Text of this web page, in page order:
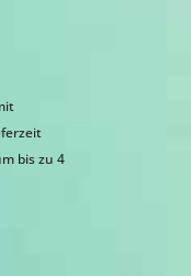
bis zu 4